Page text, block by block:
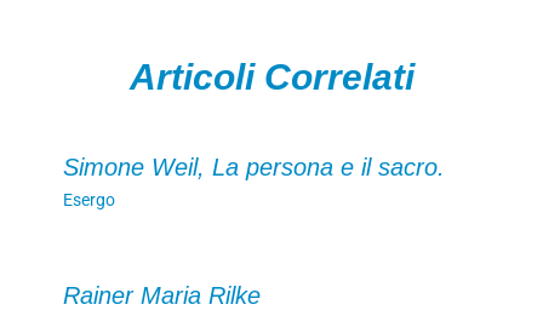
Articoli Correlati
Simone Weil, La persona e il sacro.
Esergo
Rainer Maria Rilke